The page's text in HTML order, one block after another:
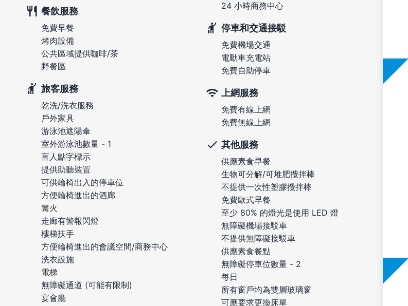
餐飲服務
免費早餐
烤肉設備
公共區域提供咖啡/茶
野餐區
旅客服務
乾洗/洗衣服務
戶外家具
游泳池遮陽傘
室外游泳池數量 - 1
盲人點字標示
提供助聽裝置
可供輪椅出入的停車位
方便輪椅進出的酒廊
篝火
走廊有警報閃燈
樓梯扶手
方便輪椅進出的會議空間/商務中心
洗衣設施
電梯
無障礙通道 (可能有限制)
宴會廳
24 小時商務中心
停車和交通接駁
免費機場交通
電動車充電站
免費自助停車
上網服務
免費有線上網
免費無線上網
其他服務
供應素食早餐
生物可分解/可堆肥攪拌棒
不提供一次性塑膠攪拌棒
免費歐式早餐
至少 80% 的燈光是使用 LED 燈
無障礙機場接駁車
不提供無障礙接駁車
供應素食餐點
無障礙停車位數量 - 2
每日
所有窗戶均為雙層玻璃窗
可應要求更換床單